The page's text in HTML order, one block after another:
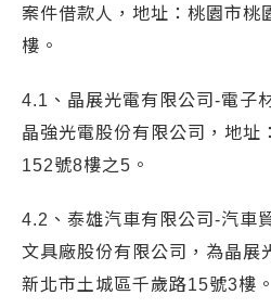
案件借款人，地址：桃園市桃
樓。
4.1、晶展光電有限公司-電子
晶強光電股份有限公司，地址
152號8樓之5。
4.2、泰雄汽車有限公司-汽車
文具廠股份有限公司，為晶展
新北市土城區千歲路15號3樓。